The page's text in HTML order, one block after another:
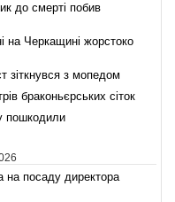
до смерті побив
на Черкащині жорстоко
зіткнувся з мопедом
браконьєрських сіток
пошкодили
на посаду директора